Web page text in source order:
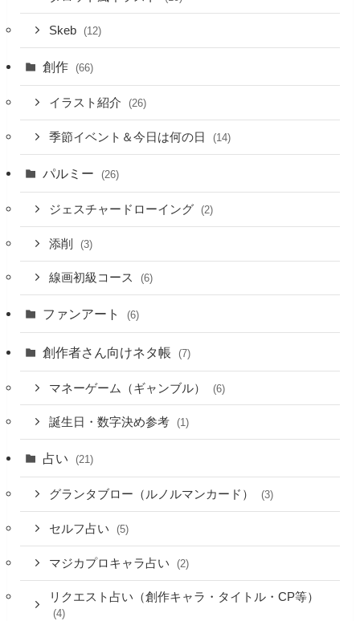
Skeb (12)
創作 (66)
イラスト紹介 (26)
季節イベント＆今日は何の日 (14)
パルミー (26)
ジェスチャードローイング (2)
添削 (3)
線画初級コース (6)
ファンアート (6)
創作者さん向けネタ帳 (7)
マネーゲーム（ギャンブル） (6)
誕生日・数字決め参考 (1)
占い (21)
グランタブロー（ルノルマンカード） (3)
セルフ占い (5)
マジカプロキャラ占い (2)
リクエスト占い（創作キャラ・タイトル・CP等）
(4)